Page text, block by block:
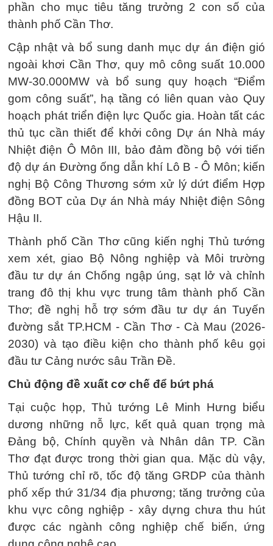
phần cho mục tiêu tăng trưởng 2 con số của
thành phố Cần Thơ.
Cập nhật và bổ sung danh mục dự án điện gió
ngoài khơi Cần Thơ, quy mô công suất 10.000
MW-30.000MW và bổ sung quy hoạch “Điểm
gom công suất”, hạ tầng có liên quan vào Quy
hoạch phát triển điện lực Quốc gia. Hoàn tất các
thủ tục cần thiết để khởi công Dự án Nhà máy
Nhiệt điện Ô Môn III, bảo đảm đồng bộ với tiến
độ dự án Đường ống dẫn khí Lô B - Ô Môn; kiến
nghị Bộ Công Thương sớm xử lý dứt điểm Hợp
đồng BOT của Dự án Nhà máy Nhiệt điện Sông
Hậu II.
Thành phố Cần Thơ cũng kiến nghị Thủ tướng
xem xét, giao Bộ Nông nghiệp và Môi trường
đầu tư dự án Chống ngập úng, sạt lở và chỉnh
trang đô thị khu vực trung tâm thành phố Cần
Thơ; đề nghị hỗ trợ sớm đầu tư dự án Tuyến
đường sắt TP.HCM - Cần Thơ - Cà Mau (2026-
2030) và tạo điều kiện cho thành phố kêu gọi
đầu tư Cảng nước sâu Trần Đề.
Chủ động đề xuất cơ chế để bứt phá
Tại cuộc họp, Thủ tướng Lê Minh Hưng biểu
dương những nỗ lực, kết quả quan trọng mà
Đảng bộ, Chính quyền và Nhân dân TP. Cần
Thơ đạt được trong thời gian qua. Mặc dù vậy,
Thủ tướng chỉ rõ, tốc độ tăng GRDP của thành
phố xếp thứ 31/34 địa phương; tăng trưởng của
khu vực công nghiệp - xây dựng chưa thu hút
được các ngành công nghiệp chế biến, ứng